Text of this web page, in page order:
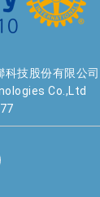
技股份有限公司
Co.,Ltd